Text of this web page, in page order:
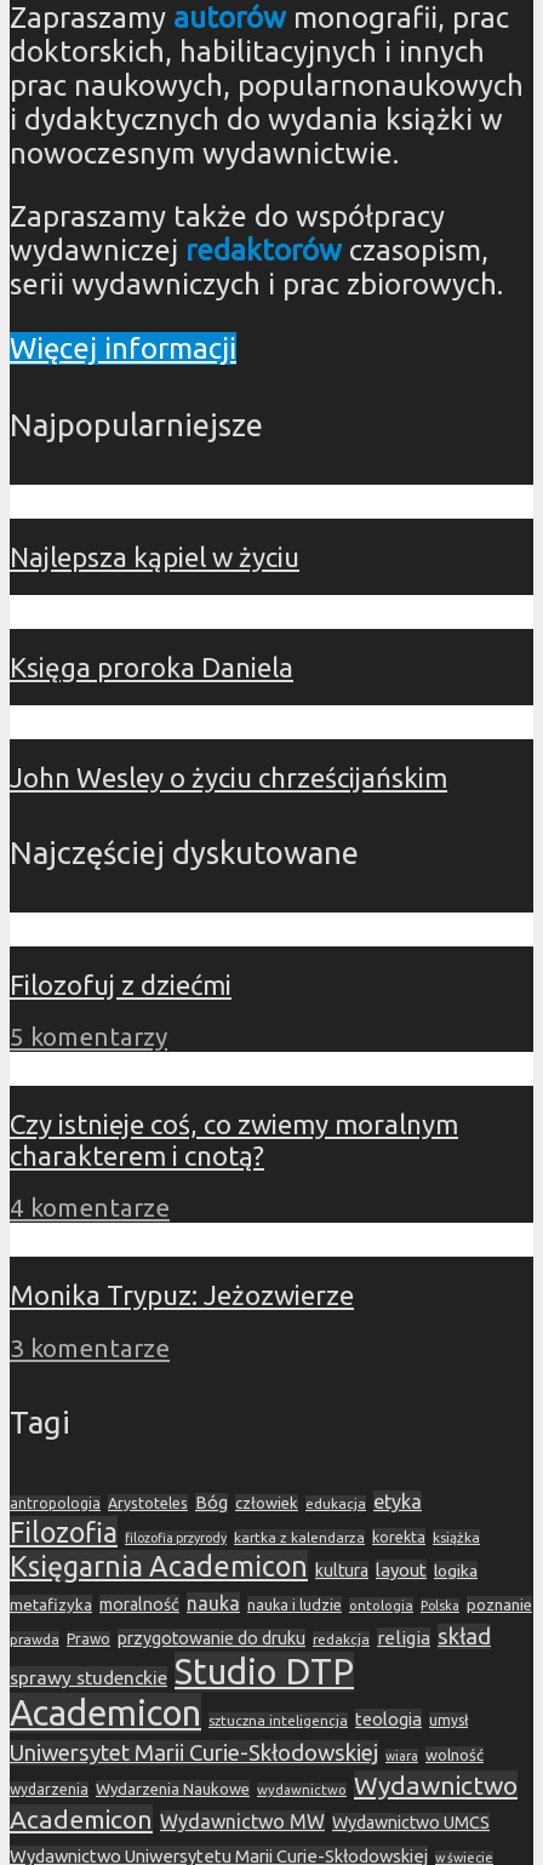
Zapraszamy autorówmonografii, prac
doktorskich, habilitacyjnych i innych
prac naukowych, popularnonaukowych
i dydaktycznych do wydania książki w
nowoczesnym wydawnictwie.
Zapraszamy także do współpracy
wydawniczej redaktorówczasopism,
serii wydawniczych i prac zbiorowych.
Więcej informacji
Najpopularniejsze
Najlepsza kąpiel w życiu
Księga proroka Daniela
John Wesley o życiu chrześcijańskim
Najczęściej dyskutowane
Filozofuj z dziećmi
5 komentarzy
Czy istnieje coś, co zwiemy moralnym
charakterem i cnotą?
4 komentarze
Monika Trypuz: Jeżozwierze
3 komentarze
Tagi
antropologia Arystoteles Bóg człowiek edukacja etyka
Filozofia filozofia przyrody kartka z kalendarza korekta książka
Księgarnia Academicon kultura layout logika
metafizyka moralność nauka nauka i ludzie ontologia Polska poznanie
prawda Prawo przygotowanie do druku redakcja religia skład
sprawy studenckie Studio DTP
Academicon
sztuczna inteligencja teologia umysł
Uniwersytet Marii Curie-Skłodowskiej wiara wolność
wydarzenia Wydarzenia Naukowe wydawnictwo Wydawnictwo
Academicon Wydawnictwo MW Wydawnictwo UMCS
Wydawnictwo Uniwersytetu Marii Curie-Skłodowskiej w świecie